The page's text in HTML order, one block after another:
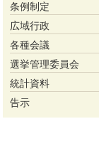
条例制定
広域行政
各種会議
選挙管理委員会
統計資料
告示